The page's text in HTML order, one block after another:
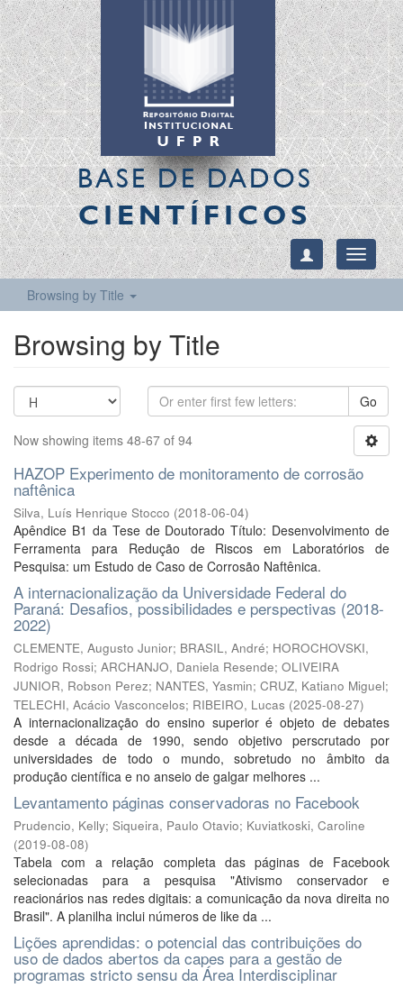
BASE DE DADOS
CIENTÍFICOS
Toggle
Browsing by Title
Browsing by Title
Go
Now showing items 48-67 of 94
HAZOP Experimento de monitoramento de corrosão
naftênica
Silva, Luís Henrique Stocco (2018-06-04)
Apêndice B1 da Tese de Doutorado Título: Desenvolvimento de
Ferramenta para Redução de Riscos em Laboratórios de
Pesquisa: um Estudo de Caso de Corrosão Naftênica.
A internacionalização da Universidade Federal do
Paraná: Desafios, possibilidades e perspectivas (2018-
2022)
CLEMENTE, Augusto Junior; BRASIL, André; HOROCHOVSKI,
Rodrigo Rossi; ARCHANJO, Daniela Resende; OLIVEIRA
JUNIOR, Robson Perez; NANTES, Yasmin; CRUZ, Katiano Miguel;
TELECHI, Acácio Vasconcelos; RIBEIRO, Lucas (2025-08-27)
A internacionalização do ensino superior é objeto de debates
desde a década de 1990, sendo objetivo perscrutado por
universidades de todo o mundo, sobretudo no âmbito da
produção científica e no anseio de galgar melhores ...
Levantamento páginas conservadoras no Facebook
Prudencio, Kelly; Siqueira, Paulo Otavio; Kuviatkoski, Caroline
(2019-08-08)
Tabela com a relação completa das páginas de Facebook
selecionadas para a pesquisa "Ativismo conservador e
reacionários nas redes digitais: a comunicação da nova direita no
Brasil". A planilha inclui números de like da ...
Lições aprendidas: o potencial das contribuições do
uso de dados abertos da capes para a gestão de
programas stricto sensu da Área Interdisciplinar